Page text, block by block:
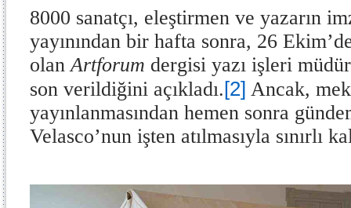
8000 sanatçı, eleştirmen ve yazarın
yayınından bir hafta sonra, 26
olanArtforum dergisi yazı işleri
son verildiğini açıkladı.[2] Ancak,
yayınlanmasından hemen sonra
Velasco’nun işten atılmasıyla sınırlı